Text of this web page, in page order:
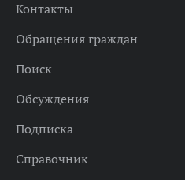
Контакты
Обращения граждан
Поиск
Обсуждения
Подписка
Справочник